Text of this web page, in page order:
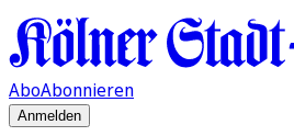
AboAbonnieren
Anmelden